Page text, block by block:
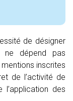
de désigner
ne dépend pas
inscrites
de l’activité de
l’application des